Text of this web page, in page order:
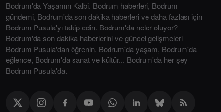
Bodrum'da Yaşamın Kalbi. Bodrum haberleri, Bodrum
gündemi, Bodrum'da son dakika haberleri ve daha fazlası için
Bodrum Pusula'yı takip edin. Bodrum'da neler oluyor?
Bodrum'da son dakika haberlerini ve güncel gelişmeleri
Bodrum Pusula'dan öğrenin. Bodrum'da yaşam, Bodrum'da
eğlence, Bodrum'da sanat ve kültür... Bodrum'da her şey
Bodrum Pusula'da.